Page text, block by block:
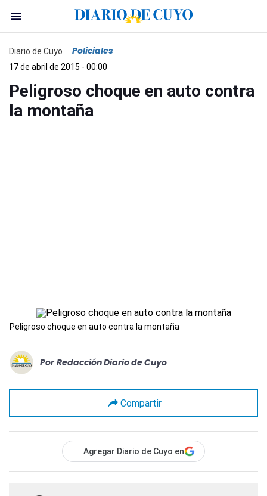
Diario de Cuyo Policiales
17 de abril de 2015 - 00:00
Peligroso choque en auto contra
la montaña
Peligroso choque en auto contra la montaña
Por Redacción Diario de Cuyo
Compartir
Agregar Diario de Cuyo en